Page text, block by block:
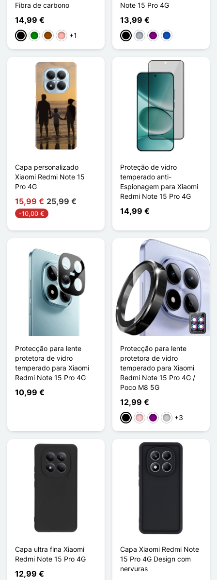
Fibra de carbono
14,99 €
PretoVerdeCastanho
Ouro rosa
+1
Note 15 Pro 4G
13,99 €
PretoCinzento
Púrpura
Saphir
Capa personalizado
Xiaomi Redmi Note 15
Pro 4G
15,99 € 25,99 €
-10,00 €
Proteção de vidro
temperado anti-
Espionagem para Xiaomi
Redmi Note 15 Pro 4G
14,99 €
Protecção para lente
protetora de vidro
temperado para Xiaomi
Redmi Note 15 Pro 4G
10,99 €
Protecção para lente
protetora de vidro
temperado para Xiaomi
Redmi Note 15 Pro 4G /
Poco M8 5G
12,99 €
PretoRosaPúrpura
Prata+3
Capa ultra fina Xiaomi
Redmi Note 15 Pro 4G
12,99 €
Capa Xiaomi Redmi Note
15 Pro 4G Design com
nervuras